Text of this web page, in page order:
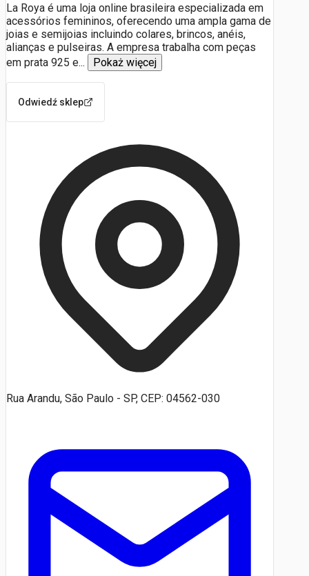
La Roya é uma loja online brasileira especializada em
acessórios femininos, oferecendo uma ampla gama de
joias e semijoias incluindo colares, brincos, anéis,
alianças e pulseiras. A empresa trabalha com peças
em prata 925 e... Pokaż więcej
Odwiedź sklep
Rua Arandu, São Paulo - SP, CEP: 04562-030